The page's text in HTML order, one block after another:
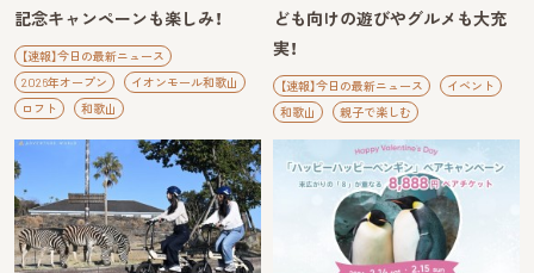
記念キャンペーンも楽しみ！
【速報】今日の最新ニュース
2026年オープン
イオンモール和歌山
ロフト
和歌山
ども向けの遊びやグルメも大充
実！
【速報】今日の最新ニュース
イベント
和歌山
親子で楽しむ